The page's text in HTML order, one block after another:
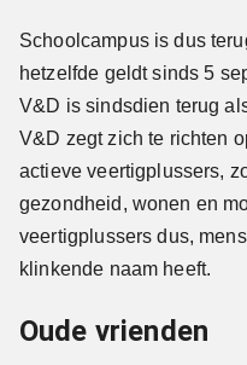
Schoolcampus is dus
hetzelfde geldt sinds 5
V&D is sindsdien terug
V&D zegt zich te richten
actieve veertigplussers,
gezondheid, wonen en
veertigplussers dus,
klinkende naam heeft.
Oude vrienden